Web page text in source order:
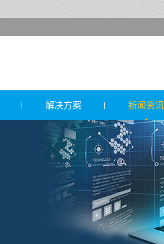
解决方案 新闻资讯